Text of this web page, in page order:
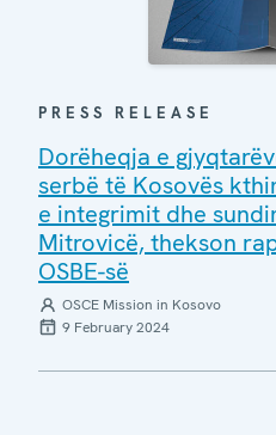
PRESS RELEASE
Dorëheqja e
serbë të Kosovës
e integrimit dhe
Mitrovicë, thekson
OSBE-së
OSCE Mission in Kosovo
9 February 2024